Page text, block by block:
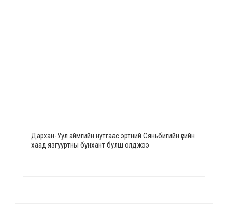
Дархан-Уул аймгийн нутгаас эртний Сяньбигийн үеийн
хаад язгууртны бунхант булш олджээ